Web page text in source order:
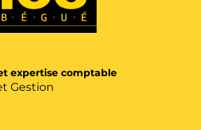
expertise comptable
Gestion